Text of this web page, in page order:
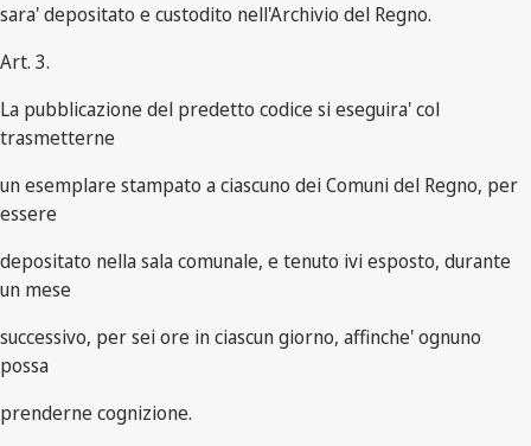
sara' depositato e custodito nell'Archivio del Regno.
Art. 3.
La pubblicazione del predetto codice si eseguira' col
trasmetterne
un esemplare stampato a ciascuno dei Comuni del Regno, per
essere
depositato nella sala comunale, e tenuto ivi esposto, durante
un mese
successivo, per sei ore in ciascun giorno, affinche' ognuno
possa
prenderne cognizione.